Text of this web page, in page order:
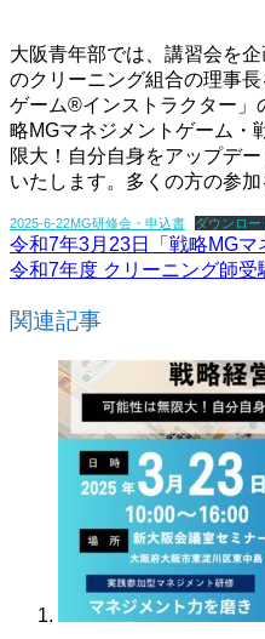
大阪青年部では、講習会を
のクリーニング組合の理事
ゲーム®️インストラクター
略MGマネジメントゲーム・
限大！自分自身をアップデ
いたします。多くの方の参加
2025-6-22MG研修会・申込書 ダウンロー
令和7年3月23日「戦略MGマ
令和7年度 クリーニング師受
関連記事